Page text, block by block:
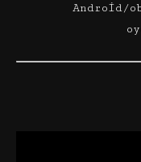
Android/